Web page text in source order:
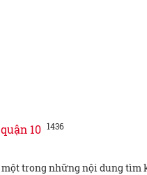
10 1436
trong những nội dung tìm